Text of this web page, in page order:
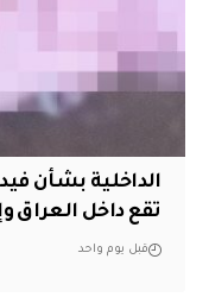
الداخلية بشأن
تقع داخل العراق
قبل يوم واحد